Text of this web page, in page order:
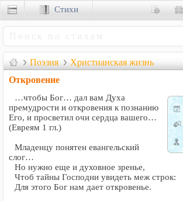
Поэзия Христианская жизнь
Откровение
…чтобы Бог… дал вам Духа
премудрости и откровения к познанию
Его, и просветил очи сердца вашего…
(Евреям 1 гл.)
Младенцу понятен евангельский
слог…
Но нужно еще и духовное зренье,
Чтоб тайны Господни увидеть меж строк:
Для этого Бог нам дает откровенье.
Стихи